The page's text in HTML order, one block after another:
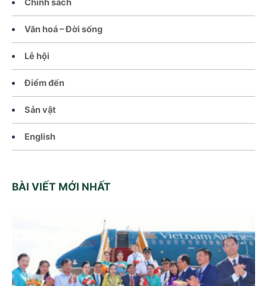
Chính sách
Văn hoá – Đời sống
Lễ hội
Điểm đến
Sản vật
English
BÀI VIẾT MỚI NHẤT